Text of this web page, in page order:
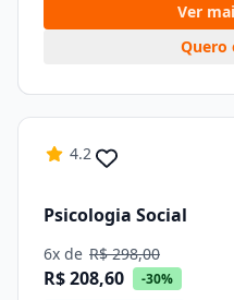
Ver
Quero
4.2
Psicologia Social
6x de R$ 298,00
R$ 208,60 -30%